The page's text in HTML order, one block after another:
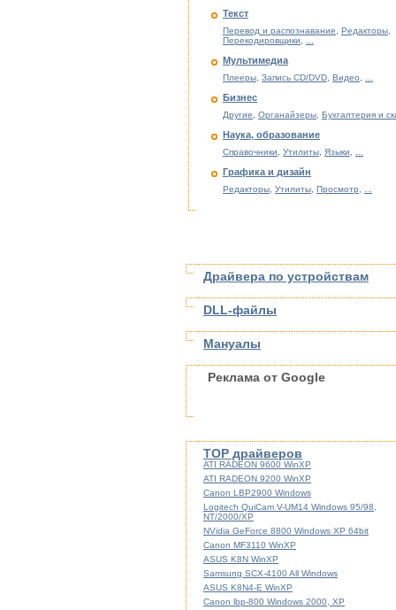
Текст
Перевод и распознавание, Редакторы,
Перекодировщики, ...
Мультимедиа
Плееры, Запись CD/DVD, Видео, ...
Бизнес
Другие, Органайзеры, Бухгалтерия и
Наука, образование
Справочники, Утилиты, Языки, ...
Графика и дизайн
Редакторы, Утилиты, Просмотр, ...
Драйвера по устройствам
DLL-файлы
Мануалы
Реклама от Google
TOP драйверов
ATI RADEON 9600 WinXP
ATI RADEON 9200 WinXP
Canon LBP2900 Windows
Logitech QuiCam V-UM14 Windows 95/98,
NT/2000/XP
NVidia GeForce 8800 Windows XP 64bit
Canon MF3110 WinXP
ASUS K8N WinXP
Samsung SCX-4100 All Windows
ASUS K8N4-E WinXP
Canon lbp-800 Windows 2000, XP